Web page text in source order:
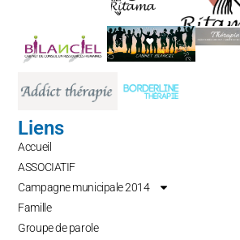
Liens
Accueil
ASSOCIATIF
Campagne municipale 2014
Famille
Groupe de parole